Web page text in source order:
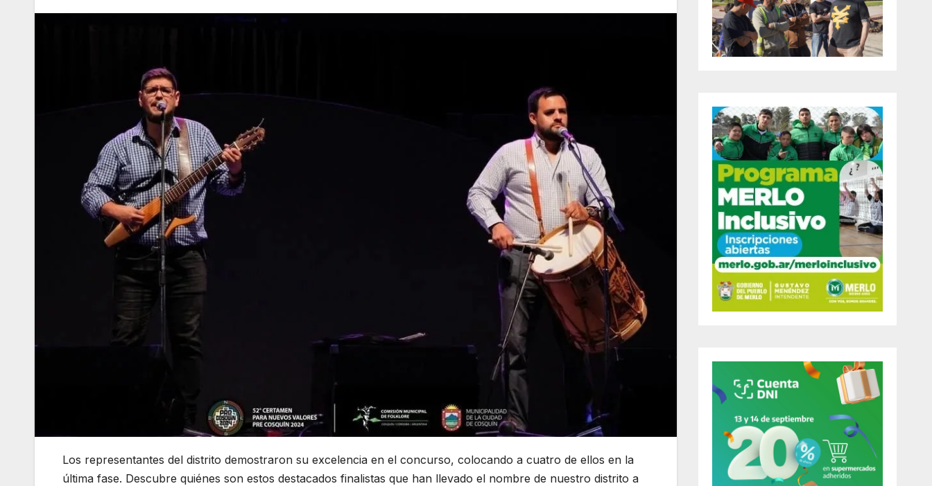
Los representantes del distrito demostraron su excelencia en el concurso, colocando a cuatro de ellos en la
última fase. Descubre quiénes son estos destacados finalistas que han llevado el nombre de nuestro distrito a